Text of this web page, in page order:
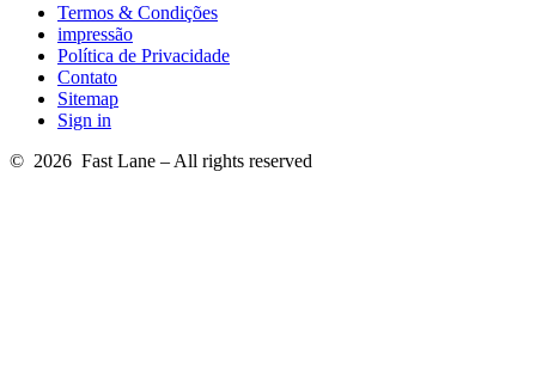
Termos & Condições
impressão
Política de Privacidade
Contato
Sitemap
Sign in
© 2026 Fast Lane – All rights reserved